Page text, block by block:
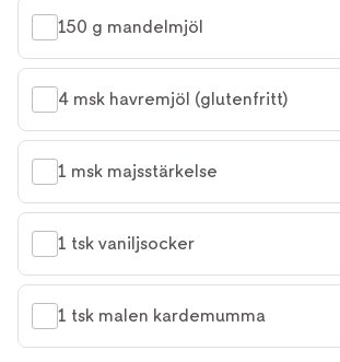
150 g mandelmjöl
4 msk havremjöl (glutenfritt)
1 msk majsstärkelse
1 tsk vaniljsocker
1 tsk malen kardemumma